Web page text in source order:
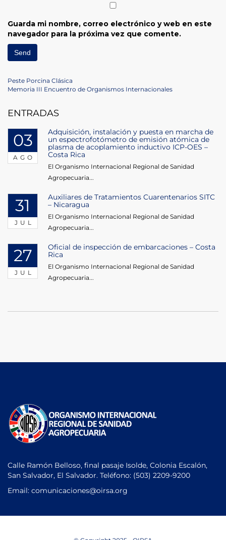
Guarda mi nombre, correo electrónico y web en este
navegador para la próxima vez que comente.
Navegación
entradas
Previous
Post
Peste Porcina Clásica
Next
Memoria III Encuentro de Organismos Internacionales
ENTRADAS
03
AGO
Adquisición, instalación y puesta en marcha de
un espectrofotómetro de emisión atómica de
plasma de acoplamiento inductivo ICP-OES –
Costa Rica
El Organismo Internacional Regional de Sanidad
Agropecuaria...
31
JUL
Auxiliares de Tratamientos Cuarentenarios SITC
– Nicaragua
El Organismo Internacional Regional de Sanidad
Agropecuaria...
27
JUL
Oficial de inspección de embarcaciones – Costa
Rica
El Organismo Internacional Regional de Sanidad
Agropecuaria...
Calle Ramón Belloso, final pasaje Isolde, Colonia Escalón,
San Salvador, El Salvador. Teléfono: (503) 2209-9200
Email: comunicaciones@oirsa.org